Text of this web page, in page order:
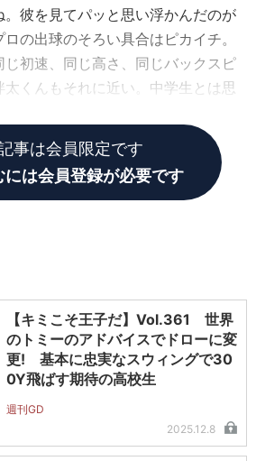
彼を見てパッと思い浮かんだのが
の出球のそろい具合はピカイチ。
初速、同じ高さ、同じバックスピ
太くんもそれに近い。中学生とは思
事は会員限定です
には会員登録が必要です
【キミこそ王子だ】Vol.361 世界
のトミーのアドバイスでドローに変
更! 基本に忠実なスウィングで30
0Y飛ばす期待の高校生
週刊GD
2025.12.8